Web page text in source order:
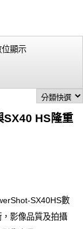
位顯示
SX40 HS隆重
SX40HS數
影像品質及拍攝